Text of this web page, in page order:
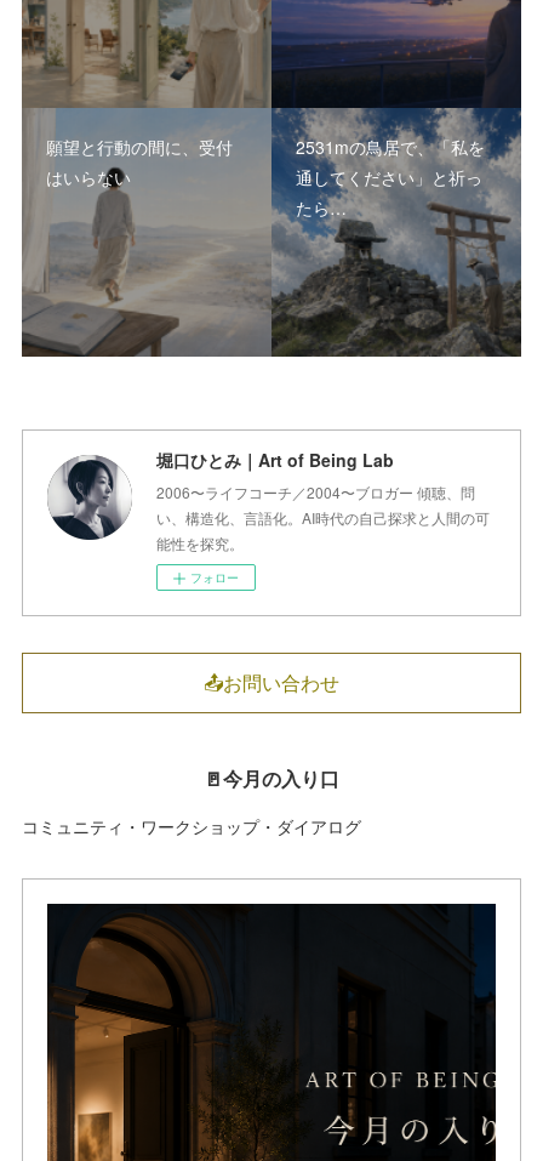
願望と行動の間に、受付
はいらない
2531mの鳥居で、「私を
通してください」と祈っ
たら…
堀口ひとみ｜Art of Being Lab
2006〜ライフコーチ／2004〜ブロガー 傾聴、問
い、構造化、言語化。AI時代の自己探求と人間の可
能性を探究。
フォロー
📤お問い合わせ
🚪今月の入り口
コミュニティ・ワークショップ・ダイアログ